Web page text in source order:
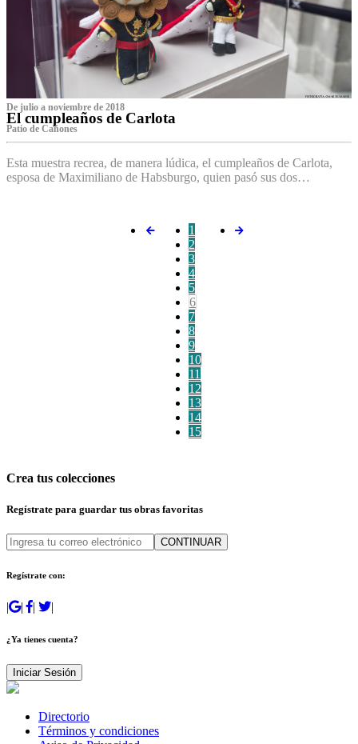
De julio a noviembre de 2018
El cumpleaños de Carlota
Patio de Cañones
Esta muestra recrea, de manera lúdica, el cumpleaños de Carlota,
esposa de Maximiliano de Habsburgo, quien pasó sus dos…
1
2
3
4
5
6
7
8
9
10
11
12
13
14
15
Crea tus colecciones
Regístrate para guardar tus obras favoritas
CONTINUAR
Regístrate con:
| | | |
¿Ya tienes cuenta?
Iniciar Sesión
Directorio
Términos y condiciones